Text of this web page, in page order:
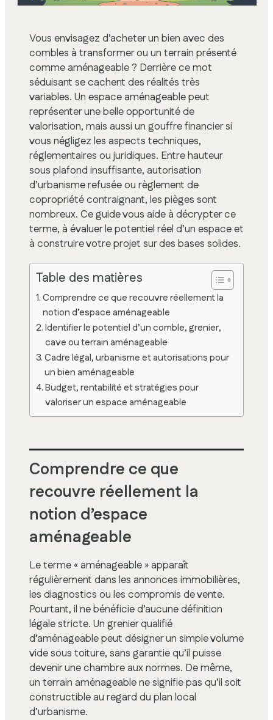
Vous envisagez d’acheter un bien avec des
combles à transformer ou un terrain présenté
comme aménageable ? Derrière ce mot
séduisant se cachent des réalités très
variables. Un espace aménageable peut
représenter une belle opportunité de
valorisation, mais aussi un gouffre financier si
vous négligez les aspects techniques,
réglementaires ou juridiques. Entre hauteur
sous plafond insuffisante, autorisation
d’urbanisme refusée ou règlement de
copropriété contraignant, les pièges sont
nombreux. Ce guide vous aide à décrypter ce
terme, à évaluer le potentiel réel d’un espace et
à construire votre projet sur des bases solides.
Table des matières
Comprendre ce que recouvre réellement la
notion d’espace aménageable
Identifier le potentiel d’un comble, grenier,
cave ou terrain aménageable
Cadre légal, urbanisme et autorisations pour
un bien aménageable
Budget, rentabilité et stratégies pour
valoriser un espace aménageable
Comprendre ce que
recouvre réellement la
notion d’espace
aménageable
Le terme « aménageable » apparaît
régulièrement dans les annonces immobilières,
les diagnostics ou les compromis de vente.
Pourtant, il ne bénéficie d’aucune définition
légale stricte. Un grenier qualifié
d’aménageable peut désigner un simple volume
vide sous toiture, sans garantie qu’il puisse
devenir une chambre aux normes. De même,
un terrain aménageable ne signifie pas qu’il soit
constructible au regard du plan local
d’urbanisme.